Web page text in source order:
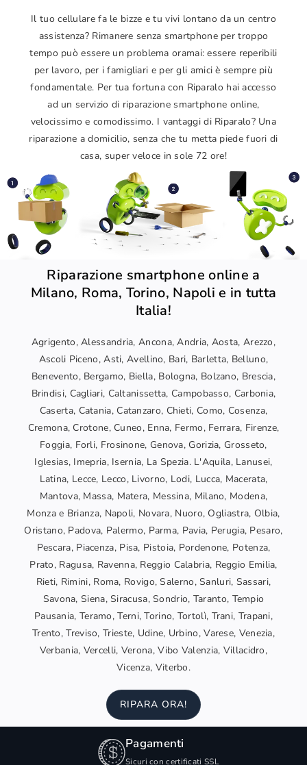
Il tuo cellulare fa le bizze e tu vivi lontano da un centro
assistenza? Rimanere senza smartphone per troppo
tempo può essere un problema oramai: essere reperibili
per lavoro, per i famigliari e per gli amici è sempre più
fondamentale. Per tua fortuna con Riparalo hai accesso
ad un servizio di riparazione smartphone online,
velocissimo e comodissimo. I vantaggi di Riparalo? Una
riparazione a domicilio, senza che tu metta piede fuori di
casa, super veloce in sole 72 ore!
Riparazione smartphone online a
Milano, Roma, Torino, Napoli e in tutta
Italia!
Agrigento, Alessandria, Ancona, Andria, Aosta, Arezzo,
Ascoli Piceno, Asti, Avellino, Bari, Barletta, Belluno,
Benevento, Bergamo, Biella, Bologna, Bolzano, Brescia,
Brindisi, Cagliari, Caltanissetta, Campobasso, Carbonia,
Caserta, Catania, Catanzaro, Chieti, Como, Cosenza,
Cremona, Crotone, Cuneo, Enna, Fermo, Ferrara, Firenze,
Foggia, Forli, Frosinone, Genova, Gorizia, Grosseto,
Iglesias, Imepria, Isernia, La Spezia. L'Aquila, Lanusei,
Latina, Lecce, Lecco, Livorno, Lodi, Lucca, Macerata,
Mantova, Massa, Matera, Messina, Milano, Modena,
Monza e Brianza, Napoli, Novara, Nuoro, Ogliastra, Olbia,
Oristano, Padova, Palermo, Parma, Pavia, Perugia, Pesaro,
Pescara, Piacenza, Pisa, Pistoia, Pordenone, Potenza,
Prato, Ragusa, Ravenna, Reggio Calabria, Reggio Emilia,
Rieti, Rimini, Roma, Rovigo, Salerno, Sanluri, Sassari,
Savona, Siena, Siracusa, Sondrio, Taranto, Tempio
Pausania, Teramo, Terni, Torino, Tortolì, Trani, Trapani,
Trento, Treviso, Trieste, Udine, Urbino, Varese, Venezia,
Verbania, Vercelli, Verona, Vibo Valenzia, Villacidro,
Vicenza, Viterbo.
RIPARA ORA!
Pagamenti
Sicuri con certificati SSL